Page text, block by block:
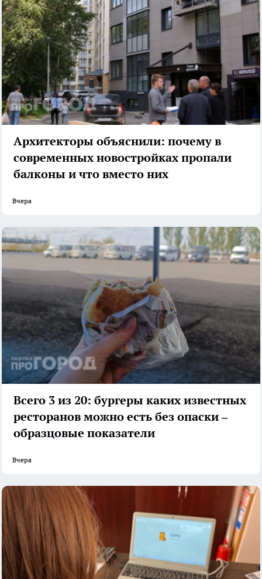
Архитекторы объяснили: почему в
современных новостройках пропали
балконы и что вместо них
Вчера
Всего 3 из 20: бургеры каких известных
ресторанов можно есть без опаски –
образцовые показатели
Вчера